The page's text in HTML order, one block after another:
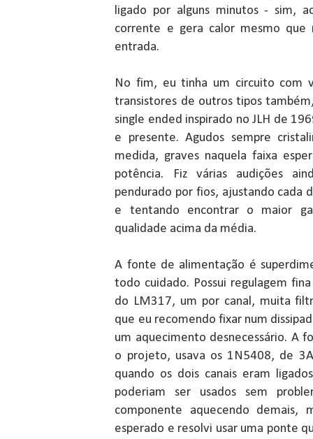
ligado por alguns minutos - sim,
corrente e gera calor mesmo que
entrada.
No fim, eu tinha um circuito com
transistores de outros tipos
single ended inspirado no JLH de
e presente. Agudos sempre
medida, graves naquela faixa
potência. Fiz várias audições
pendurado por fios, ajustando cada
e tentando encontrar o maior
qualidade acima da média.
A fonte de alimentação é
todo cuidado. Possui regulagem
do LM317, um por canal, muita
que eu recomendo fixar num
um aquecimento desnecessário. A
o projeto, usava os 1N5408, de
quando os dois canais eram
poderiam ser usados sem
componente aquecendo
esperado e resolvi usar uma ponte